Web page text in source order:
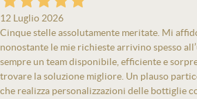
12 Luglio 2026
Cinque stelle assolutamente meritate. Mi
nonostante le mie richieste arrivino spesso
sempre un team disponibile, efficiente e
trovare la soluzione migliore. Un plauso
che realizza personalizzazioni delle bottiglie